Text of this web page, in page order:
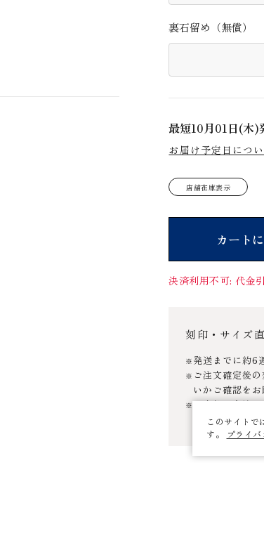
裏石留め（無償）
最短10月01日(木)
お届け予定日につ
店舗在庫表示
カート
決済利用不可: 代金
刻印・サイズ
発送までに約6
ご注文確定後
いかご確認をお
お支払い方法
ます。
このサイトで
す。
プライ